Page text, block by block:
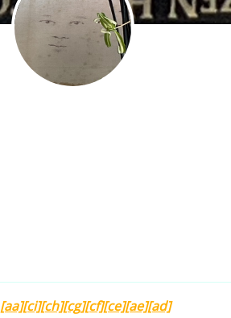
[aa][ci][ch][cg][cf][ce][ae][ad]